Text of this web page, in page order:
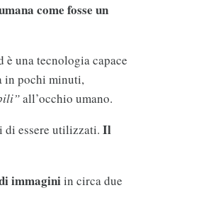
come fosse un
è una tecnologia capace
in pochi minuti,
all’occhio umano.
di essere utilizzati. Il
immaginiin circa due